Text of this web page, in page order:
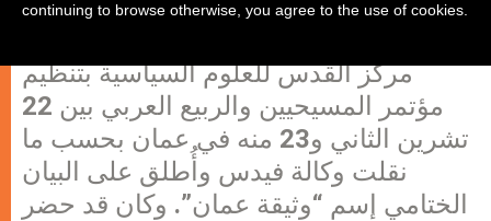
مركز القدس للعلوم السياسية بتنظيم
مؤتمر المسيحيين والربيع العربي بين 22
تشرين الثاني و23 منه في عمان بحسب ما
نقلت وكالة فيدس وأُطلق على البيان
الختامي إسم “وثيقة عمان”. وكان قد حضر
continuing to browse otherwise, you agree to the use of cookies.